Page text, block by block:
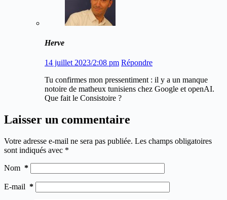
Herve
14 juillet 2023/2:08 pm Répondre
Tu confirmes mon pressentiment : il y a un manque
notoire de matheux tunisiens chez Google et openAI.
Que fait le Consistoire ?
Laisser un commentaire
Votre adresse e-mail ne sera pas publiée. Les champs obligatoires
sont indiqués avec *
Nom *
E-mail *